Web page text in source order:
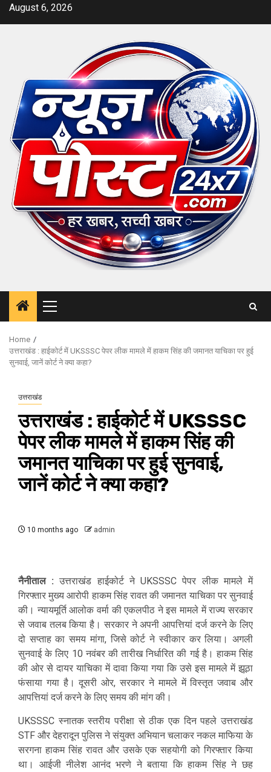
SkipAugust 6, 2026
Primary
Menu
Home
उत्तराखंड : हाईकोर्ट में UKSSSC पेपर लीक मामले में हाकम सिंह की जमानत याचिका पर हुई
सुनवाई, जानें कोर्ट ने क्या कहा?
उत्तराखंड
उत्तराखंड : हाईकोर्ट में UKSSSC
पेपर लीक मामले में हाकम सिंह की
जमानत याचिका पर हुई सुनवाई,
जानें कोर्ट ने क्या कहा?
10 months ago admin
नैनीताल : उत्तराखंड हाईकोर्ट ने UKSSSC पेपर लीक मामले में
गिरफ्तार मुख्य आरोपी हाकम सिंह रावत की जमानत याचिका पर सुनवाई
की। न्यायमूर्ति आलोक वर्मा की एकलपीठ ने इस मामले में राज्य सरकार
से जवाब तलब किया है। सरकार ने अपनी आपत्तियां दर्ज करने के लिए
दो सप्ताह का समय मांगा, जिसे कोर्ट ने स्वीकार कर लिया। अगली
सुनवाई के लिए 10 नवंबर की तारीख निर्धारित की गई है। हाकम सिंह
की ओर से दायर याचिका में दावा किया गया कि उसे इस मामले में झूठा
फंसाया गया है। दूसरी ओर, सरकार ने मामले में विस्तृत जवाब और
आपत्तियां दर्ज करने के लिए समय की मांग की।
UKSSSC स्नातक स्तरीय परीक्षा से ठीक एक दिन पहले उत्तराखंड
STF और देहरादून पुलिस ने संयुक्त अभियान चलाकर नकल माफिया के
सरगना हाकम सिंह रावत और उसके एक सहयोगी को गिरफ्तार किया
था। आईजी नीलेश आनंद भरणे ने बताया कि हाकम सिंह ने छह